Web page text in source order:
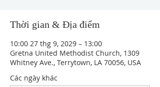
Thời gian & Địa điểm
10:00 27 thg 9, 2029 – 13:00
Gretna United Methodist Church, 1309
Whitney Ave., Terrytown, LA 70056, USA
Các ngày khác